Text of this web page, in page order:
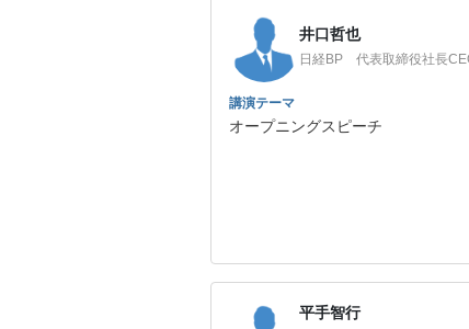
井口哲也
日経BP 代表取締役社長
講演テーマ
オープニングスピーチ
平手智行